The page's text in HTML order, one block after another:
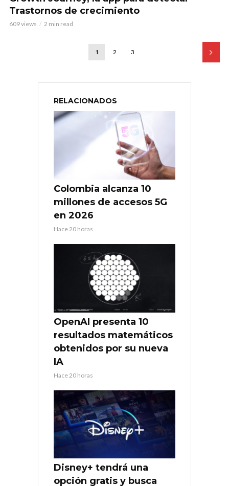
Trastornos de crecimiento
609 views 2 min read
1 2 3
RELACIONADOS
Colombia alcanza 10
millones de accesos 5G
en 2026
Hace 20 horas
OpenAI presenta 10
resultados matemáticos
obtenidos por su nueva
IA
Hace 20 horas
Disney+ tendrá una
opción gratis y busca